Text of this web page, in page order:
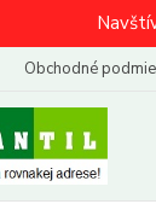
Obchodné